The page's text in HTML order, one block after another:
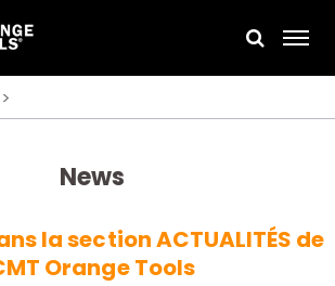
News
la section ACTUALITÉS de
Orange Tools